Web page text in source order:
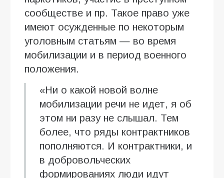
сообществе и пр. Такое право уже
имеют осужденные по некоторым
уголовным статьям — во время
мобилизации и в период военного
положения.
«Ни о какой новой волне
мобилизации речи не идет, я об
этом ни разу не слышал. Тем
более, что ряды контрактников
пополняются. И контрактники, и
в добровольческих
формированиях люди идут